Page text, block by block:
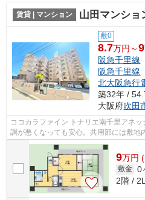
賃貸 | マンション 山田マンショ
敷0
8.7万円～9
阪急千里線
阪急千里線
北大阪急行
築32年 /
大阪府吹田
ココカラファイン トナリエ南千里アネ
調が悪くなっても安心。共用部には敷地
な設備やサービスが揃っているので便...
9万円
敷金 0
2階 /